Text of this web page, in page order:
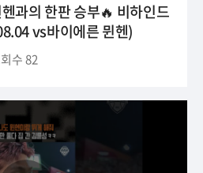
과의 한판 승부🔥 비하인드
vs바이에른 뮌헨)
수 82